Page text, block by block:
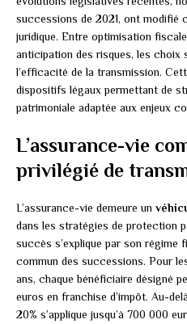
successions de 2021, ont modifié
juridique. Entre optimisation
anticipation des risques, les choix
l’efficacité de la transmission.
dispositifs légaux permettant de
patrimoniale adaptée aux enjeux
L’assurance-vie
privilégié de
L’assurance-vie demeure un
dans les stratégies de protection
succès s’explique par son
commun des successions. Pour
ans, chaque bénéficiaire désigné
euros en franchise d’impôt. Au-
20% s’applique jusqu’à 700 000